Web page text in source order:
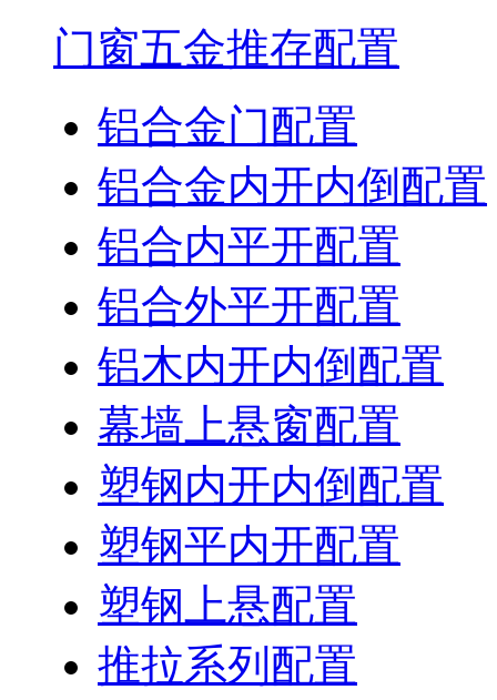
门窗五金推存配置
铝合金门配置
铝合金内开内倒配置
铝合内平开配置
铝合外平开配置
铝木内开内倒配置
幕墙上悬窗配置
塑钢内开内倒配置
塑钢平内开配置
塑钢上悬配置
推拉系列配置